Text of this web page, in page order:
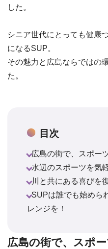
した。
シニア世代にとっても健康
になるSUP。
その魅力と広島ならではの
た。
目次
広島の街で、スポー
水辺のスポーツを気
川と共にある喜びを
SUPは誰でも始めら
レンジを！
広島の街で、スポ